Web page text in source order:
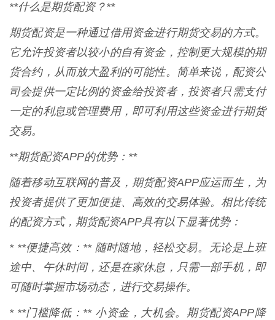
**什么是期货配资？**
期货配资是一种通过借用资金进行期货交易的方式。
它允许投资者以较小的自有资金，控制更大规模的期
货合约，从而放大盈利的可能性。简单来说，配资公
司会提供一定比例的资金给投资者，投资者只需支付
一定的利息或管理费用，即可利用这些资金进行期货
交易。
**期货配资APP的优势：**
随着移动互联网的普及，期货配资APP应运而生，为
投资者提供了更加便捷、高效的交易体验。相比传统
的配资方式，期货配资APP具有以下显著优势：
* **便捷高效：** 随时随地，轻松交易。无论是上班
途中、午休时间，还是在家休息，只需一部手机，即
可随时掌握市场动态，进行交易操作。
* **门槛降低：** 小资金，大机会。期货配资APP降